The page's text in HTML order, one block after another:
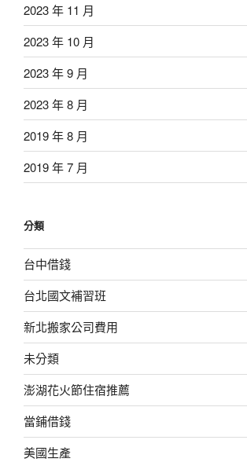
2023 年 11 月
2023 年 10 月
2023 年 9 月
2023 年 8 月
2019 年 8 月
2019 年 7 月
分類
台中借錢
台北國文補習班
新北搬家公司費用
未分類
澎湖花火節住宿推薦
當鋪借錢
美國生產